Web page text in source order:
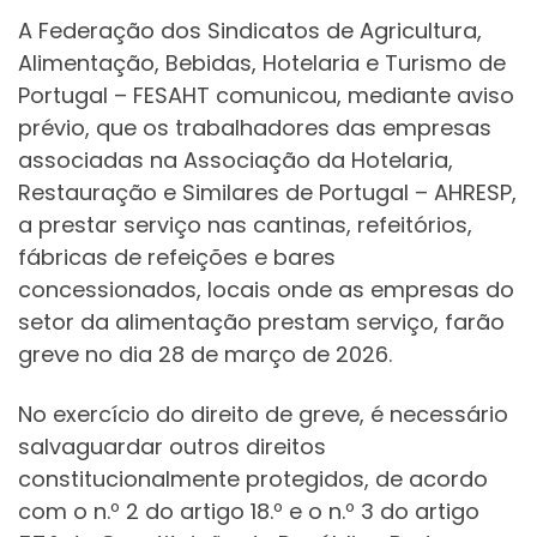
A Federação dos Sindicatos de Agricultura,
Alimentação, Bebidas, Hotelaria e Turismo de
Portugal – FESAHT comunicou, mediante aviso
prévio, que os trabalhadores das empresas
associadas na Associação da Hotelaria,
Restauração e Similares de Portugal – AHRESP,
a prestar serviço nas cantinas, refeitórios,
fábricas de refeições e bares
concessionados, locais onde as empresas do
setor da alimentação prestam serviço, farão
greve no dia 28 de março de 2026.
No exercício do direito de greve, é necessário
salvaguardar outros direitos
constitucionalmente protegidos, de acordo
com o n.º 2 do artigo 18.º e o n.º 3 do artigo